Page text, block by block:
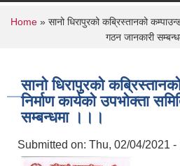
You are here
Home » सानो धिरापुरको कब्रिस्तानको
गठन जानकारी
सानो धिरापुरको
निर्माण कार्यको उपभोक्ता
सम्बन्धमा ।।।
Submitted on: Thu, 02/04/2021 -